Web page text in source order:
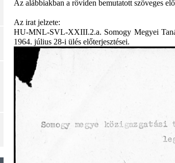
Az alábbiakban a röviden bemutatott szöveges
Az irat jelzete:
HU-MNL-SVL-XXIII.2.a. Somogy Megyei
1964. július 28-i ülés előterjesztései.